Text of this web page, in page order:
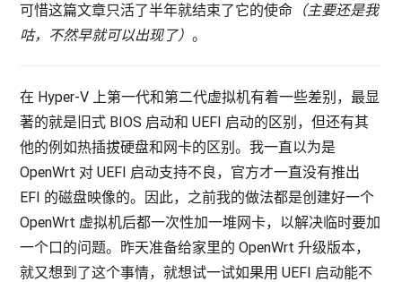
可惜这篇文章只活了半年就结束了它的使命 （主要还是我
咕，不然早就可以出现了）。
在 Hyper-V 上第一代和第二代虚拟机有着一些差别，最显
著的就是旧式 BIOS 启动和 UEFI 启动的区别，但还有其
他的例如热插拔硬盘和网卡的区别。我一直以为是
OpenWrt 对 UEFI 启动支持不良，官方才一直没有推出
EFI 的磁盘映像的。因此，之前我的做法都是创建好一个
OpenWrt 虚拟机后都一次性加一堆网卡，以解决临时要加
一个口的问题。昨天准备给家里的 OpenWrt 升级版本，
就又想到了这个事情，就想试一试如果用 UEFI 启动能不